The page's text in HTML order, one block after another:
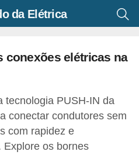
da Elétrica
conexões elétricas na
tecnologia PUSH-IN da
conectar condutores sem
com rapidez e
Explore os bornes